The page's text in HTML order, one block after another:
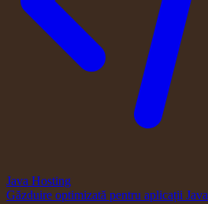
Java Hosting
Găzduire optimizată pentru aplicații Java